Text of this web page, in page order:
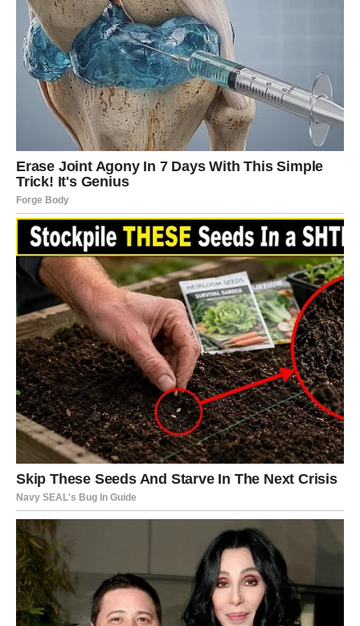
Ono što vas očekuje nije obična radost, već početak
izuzetnog životnog poglavlja u kojem ćete osjetiti da vas
sudbina vodi putem ispunjenim uspjehom, ljubavlju,
zadovoljstvom i velikom srećom.